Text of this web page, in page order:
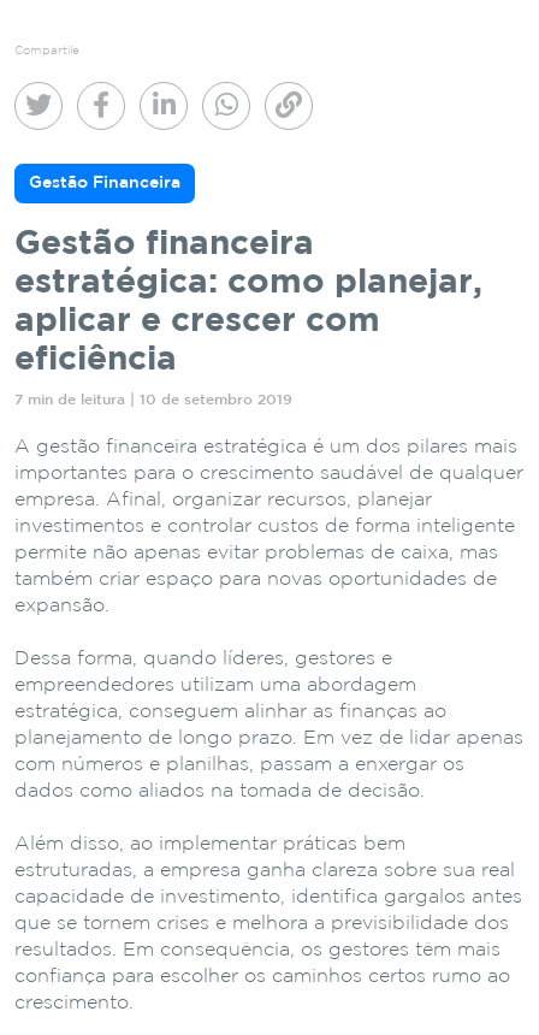
Compartile
Gestão Financeira
Gestão financeira
estratégica: como planejar,
aplicar e crescer com
eficiência
7 min de leitura | 10 de setembro 2019
A gestão financeira estratégica é um dos pilares mais
importantes para o crescimento saudável de qualquer
empresa. Afinal, organizar recursos, planejar
investimentos e controlar custos de forma inteligente
permite não apenas evitar problemas de caixa, mas
também criar espaço para novas oportunidades de
expansão.
Dessa forma, quando líderes, gestores e
empreendedores utilizam uma abordagem
estratégica, conseguem alinhar as finanças ao
planejamento de longo prazo. Em vez de lidar apenas
com números e planilhas, passam a enxergar os
dados como aliados na tomada de decisão.
Além disso, ao implementar práticas bem
estruturadas, a empresa ganha clareza sobre sua real
capacidade de investimento, identifica gargalos antes
que se tornem crises e melhora a previsibilidade dos
resultados. Em consequência, os gestores têm mais
confiança para escolher os caminhos certos rumo ao
crescimento.